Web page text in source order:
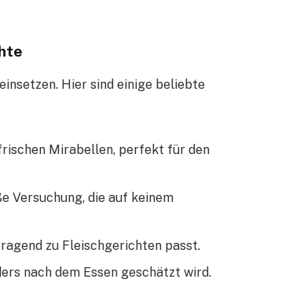
Hier sind einige beliebte
Mirabellen, perfekt für den
Versuchung, die auf keinem
zu Fleischgerichten passt.
nach dem Essen geschätzt wird.